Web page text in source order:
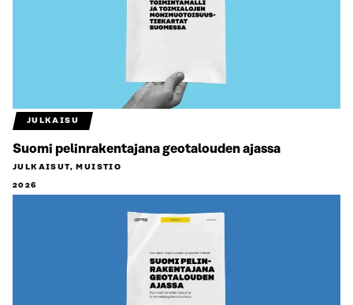
JULKAISU
Suomi pelinrakentajana geotalouden ajassa
JULKAISUT, MUISTIO
2026